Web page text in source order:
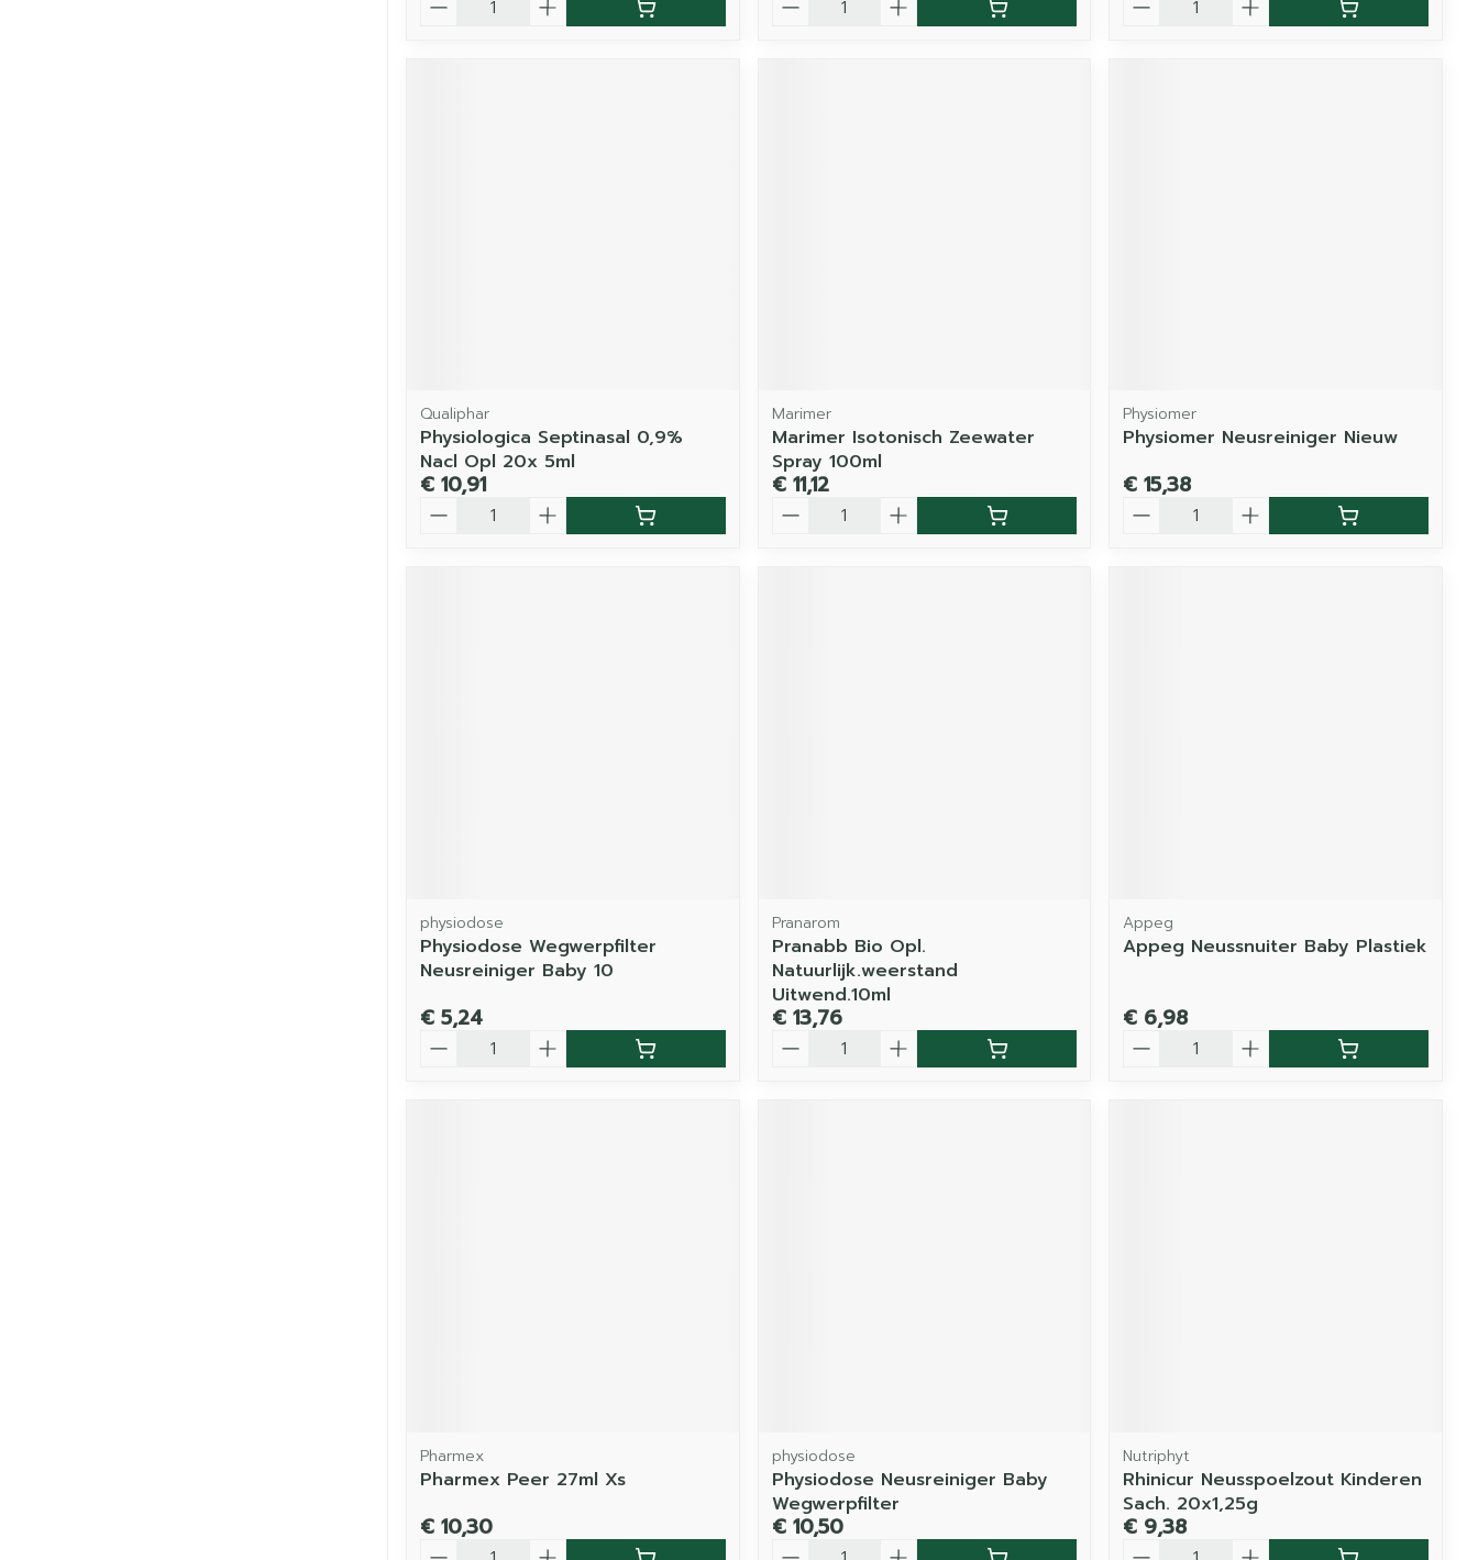
Qualiphar
Physiologica Septinasal 0,9%
Nacl Opl 20x 5ml
€ 10,91
Marimer
Marimer Isotonisch Zeewater
Spray 100ml
€ 11,12
Physiomer
Physiomer Neusreiniger Nieuw
€ 15,38
physiodose
Physiodose Wegwerpfilter
Neusreiniger Baby 10
€ 5,24
Pranarom
Pranabb Bio Opl.
Natuurlijk.weerstand
Uitwend.10ml
€ 13,76
Appeg
Appeg Neussnuiter Baby Plastiek
€ 6,98
Pharmex
Pharmex Peer 27ml Xs
€ 10,30
physiodose
Physiodose Neusreiniger Baby
Wegwerpfilter
€ 10,50
Nutriphyt
Rhinicur Neusspoelzout Kinderen
Sach. 20x1,25g
€ 9,38